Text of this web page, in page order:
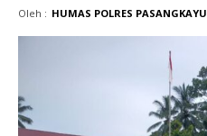
Oleh : HUMAS POLRES PASANGKAYU